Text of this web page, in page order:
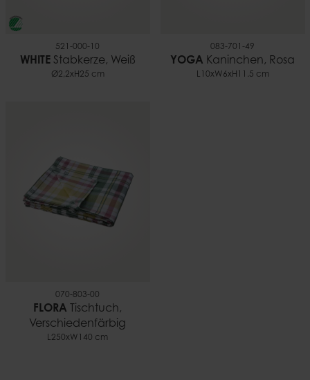
521-000-10
WHITEStabkerze, Weiß
Ø2,2xH25 cm
083-701-49
YOGA Kaninchen, Rosa
L10xW6xH11.5 cm
070-803-00
FLORA Tischtuch,
Verschiedenfärbig
L250xW140 cm